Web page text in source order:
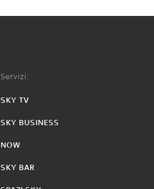
Servizi:
SKY TV
SKY BUSINESS
NOW
SKY BAR